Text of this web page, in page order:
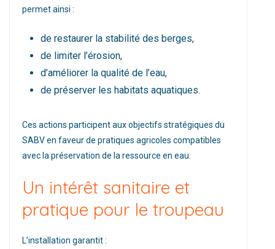
permet ainsi :
de restaurer la stabilité des berges,
de limiter l’érosion,
d’améliorer la qualité de l’eau,
de préserver les habitats aquatiques.
Ces actions participent aux objectifs stratégiques du
SABV en faveur de pratiques agricoles compatibles
avec la préservation de la ressource en eau.
Un intérêt sanitaire et
pratique pour le troupeau
L’installation garantit :